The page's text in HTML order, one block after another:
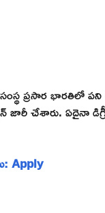
ప్రసార భారతిలో
చేశారు. ఏదైనా
Apply